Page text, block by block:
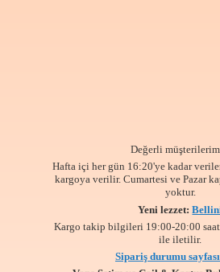
Değerli
Hafta içi her gün 16:20'ye kadar
kargoya verilir. Cumartesi ve Pazar
yoktur.
Yeni lezzet:
Kargo takip bilgileri 19:00-20:00
ile iletilir.
Sipariş durumu